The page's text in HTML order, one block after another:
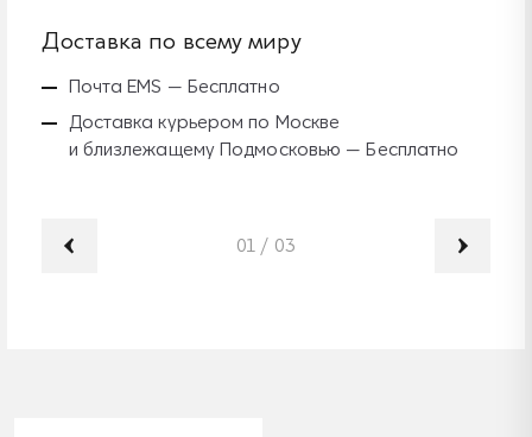
Доставка по всему миру
Почта EMS — Бесплатно
Доставка курьером по Москве
и близлежащему Подмосковью — Бесплатно
01 / 03